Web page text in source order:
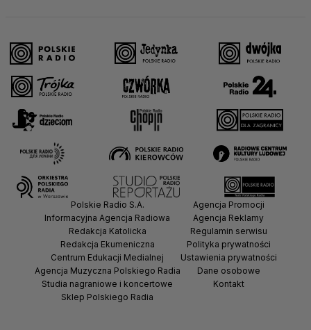
Polskie Radio S.A.
Informacyjna Agencja Radiowa
Redakcja Katolicka
Redakcja Ekumeniczna
Centrum Edukacji Medialnej
Agencja Muzyczna Polskiego Radia
Studia nagraniowe i koncertowe
Sklep Polskiego Radia
Agencja Promocji
Agencja Reklamy
Regulamin serwisu
Polityka prywatności
Ustawienia prywatności
Dane osobowe
Kontakt